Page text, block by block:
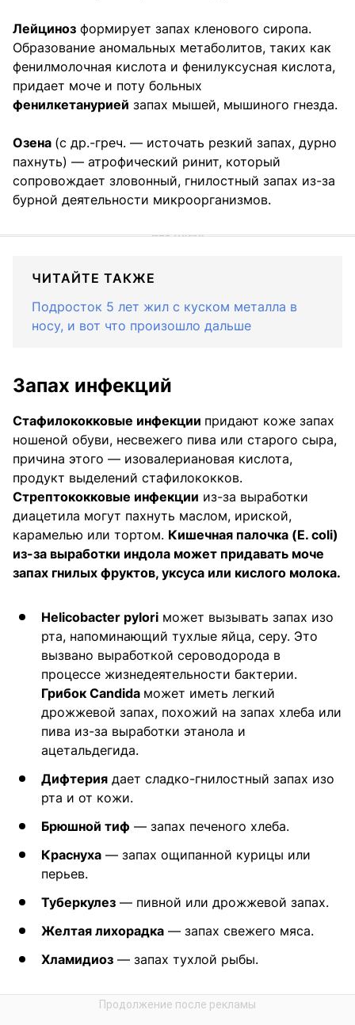
Лейциноз формирует запах кленового сиропа.
Образование аномальных метаболитов, таких как
фенилмолочная кислота и фенилуксусная кислота,
придает моче и поту больных
фенилкетанурией запах мышей, мышиного гнезда.
Озена (с др.-греч. — источать резкий запах, дурно
пахнуть) — атрофический ринит, который
сопровождает зловонный, гнилостный запах из-за
бурной деятельности микроорганизмов.
ЧИТАЙТЕ ТАКЖЕ
Подросток 5 лет жил с куском металла в
носу, и вот что произошло дальше
Запах инфекций
Стафилококковые инфекции придают коже запах
ношеной обуви, несвежего пива или старого сыра,
причина этого — изовалериановая кислота,
продукт выделений стафилококков.
Стрептококковые инфекции из-за выработки
диацетила могут пахнуть маслом, ириской,
карамелью или тортом. Кишечная палочка (E. coli)
из-за выработки индола может придавать моче
запах гнилых фруктов, уксуса или кислого молока.
Helicobacter pylori может вызывать запах изо
рта, напоминающий тухлые яйца, серу. Это
вызвано выработкой сероводорода в
процессе жизнедеятельности бактерии.
Грибок Candida может иметь легкий
дрожжевой запах, похожий на запах хлеба или
пива из-за выработки этанола и
ацетальдегида.
Дифтерия дает сладко-гнилостный запах изо
рта и от кожи.
Брюшной тиф — запах печеного хлеба.
Краснуха — запах ощипанной курицы или
перьев.
Туберкулез — пивной или дрожжевой запах.
Желтая лихорадка — запах свежего мяса.
Хламидиоз — запах тухлой рыбы.